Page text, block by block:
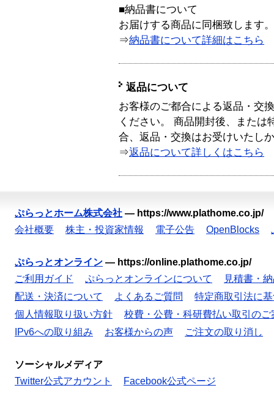
■納品書について
お届けする商品に同梱致します。
⇒納品書について詳細はこちら
返品について
お客様のご都合による返品・交
ください。 商品開封後、または
合、返品・交換はお受けいたし
⇒返品について詳しくはこちら
ぷらっとホーム株式会社 — https://www.plathome.co.jp/
会社概要
株主・投資家情報 電子公告 OpenBlocks
ぷらっとオンライン — https://online.plathome.co.jp/
ご利用ガイド
ぷらっとオンラインについて
見積書・
配送・決済について
よくあるご質問
特定商取引法に
個人情報取り扱い方針
校費・公費・科研費払い取引のご
IPv6への取り組み
お客様からの声 ご注文の取り消し
ソーシャルメディア
Twitter公式アカウント
Facebook公式ページ